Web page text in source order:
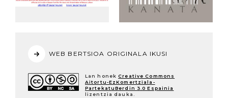
WEB BERTSIOA ORIGINALA IKUSI
Lan honek Creative Commons
Aitortu-EzKomertziala-
PartekatuBerdin 3.0 Espainia
lizentzia dauka.